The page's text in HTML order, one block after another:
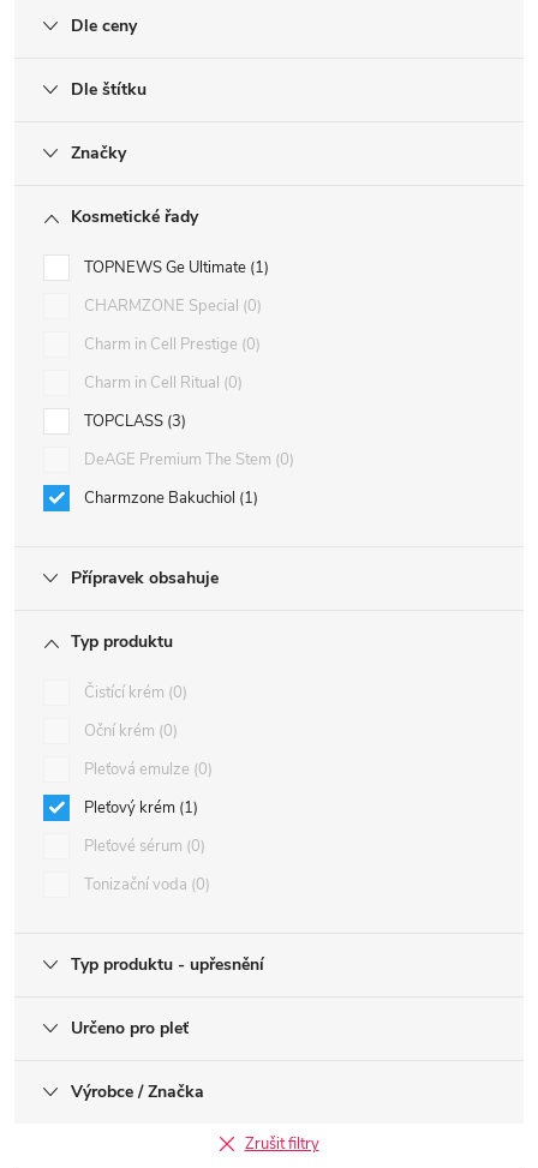
Dle ceny
Dle štítku
Značky
Kosmetické řady
TOPNEWS Ge Ultimate 1
CHARMZONE Special 0
Charm in Cell Prestige 0
Charm in Cell Ritual 0
TOPCLASS 3
DeAGE Premium The Stem 0
Charmzone Bakuchiol 1
Přípravek obsahuje
Typ produktu
Čistící krém 0
Oční krém 0
Pleťová emulze 0
Pleťový krém 1
Pleťové sérum 0
Tonizační voda 0
Typ produktu - upřesnění
Určeno pro pleť
Výrobce / Značka
Zrušit filtry